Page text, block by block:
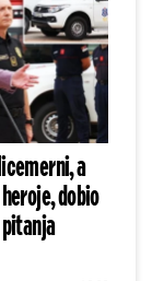
a
dobio
pitanja